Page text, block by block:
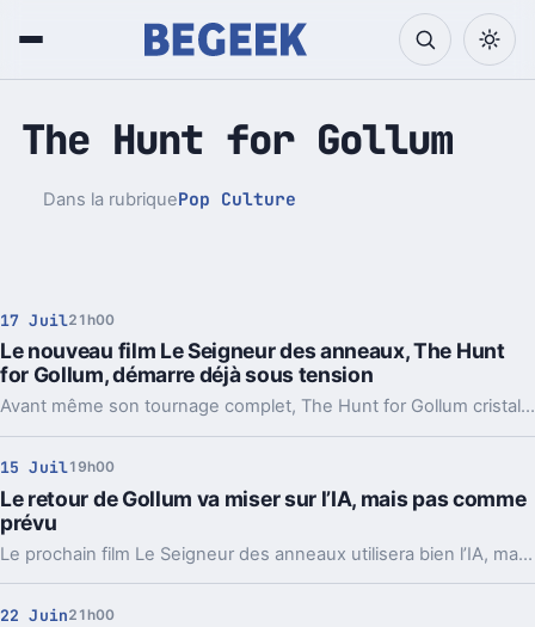
The Hunt for Gollum
Dans la rubriquePop Culture
17 Juil21h00
Le nouveau film Le Seigneur des anneaux, The Hunt
for Gollum, démarre déjà sous tension
Avant même son tournage complet, The Hunt for Gollum cristallise deux polémiques: le casting et l’usage de l’IA. Et ce n’est pas anodin.
15 Juil19h00
Le retour de Gollum va miser sur l’IA, mais pas comme
prévu
Le prochain film Le Seigneur des anneaux utilisera bien l’IA, mais pour un usage très ciblé. Un choix qui dit beaucoup de son ambition visuelle.
22 Juin21h00